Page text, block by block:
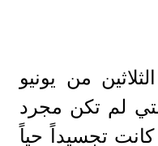
من يونيو
لم تكن مجرد
تجسيداً حياً